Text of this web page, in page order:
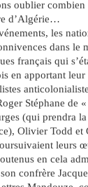
oublier combien
d’Algérie…
les
dans le
français qui
en apportant leur
Stéphane de «
(qui prendra
Olivier Todd et
leurs
en cela
confrère